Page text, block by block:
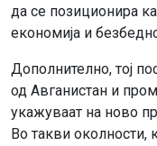
да се позиционира
економија и
Дополнително, тој
од Авганистан и
укажуваат на ново
Во такви околности,